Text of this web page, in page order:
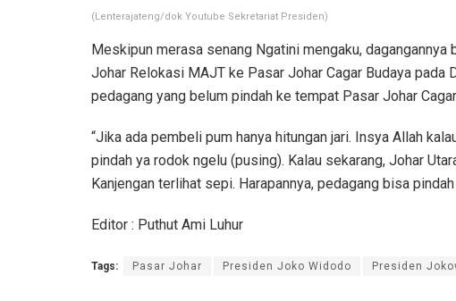
(Lenterajateng/dok Youtube Sekretariat Presiden)
Meskipun merasa senang Ngatini mengaku,
Johar Relokasi MAJT ke Pasar Johar Cagar Budaya pada
pedagang yang belum pindah ke tempat Pasar Johar
“Jika ada pembeli pum hanya hitungan jari. Insya Allah
pindah ya rodok ngelu (pusing). Kalau sekarang, Johar
Kanjengan terlihat sepi. Harapannya, pedagang bisa pindah
Editor : Puthut Ami Luhur
Tags: Pasar Johar Presiden Joko Widodo Presiden